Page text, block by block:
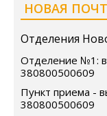
НОВАЯ
Отделения
Отделение №1:
380800500609
Пункт приема -
380800500609